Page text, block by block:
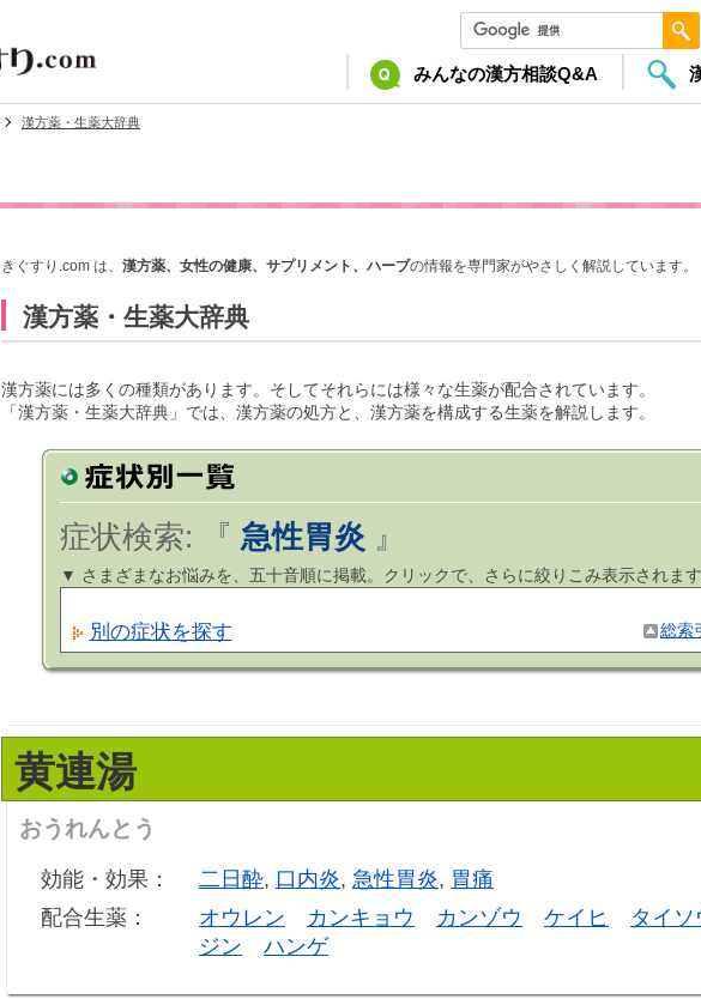
みんなの漢方相談Q&A
漢方薬・生薬大辞典
きぐすり.com は、 漢方薬、女性の健康、サプリメント、ハーブの情報を専門家がやさしく解説しています。
漢方薬・生薬大辞典
漢方薬には多くの種類があります。そしてそれらには様々な生薬が配合されています。
「漢方薬・生薬大辞典」では、漢方薬の処方と、漢方薬を構成する生薬を解説します。
症状検索: 『 急性胃炎 』
▼ さまざまなお悩みを、五十音順に掲載。クリックで、さらに絞りこみ表示されます
別の症状を探す 総索
黄連湯
おうれんとう
効能・効果： 二日酔, 口内炎, 急性胃炎, 胃痛
配合生薬：
オウレン カンキョウ カンゾウ ケイヒ タイソ
ジン
ハンゲ